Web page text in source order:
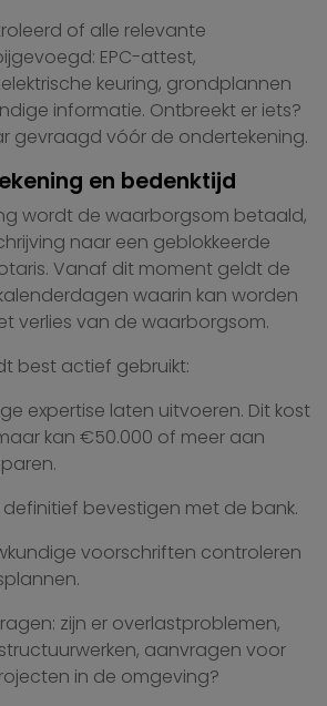
of alle relevante
EPC-attest,
keuring, grondplannen
informatie. Ontbreekt er iets?
gevraagd vóór de ondertekening.
en bedenktijd
wordt de waarborgsom betaald,
naar een geblokkeerde
Vanaf dit moment geldt de
waarin kan worden
verlies van de waarborgsom.
best actief gebruikt:
expertise laten uitvoeren. Dit kost
kan €50.000 of meer aan
bevestigen met de bank.
voorschriften controleren
zijn er overlastproblemen,
aanvragen voor
in de omgeving?